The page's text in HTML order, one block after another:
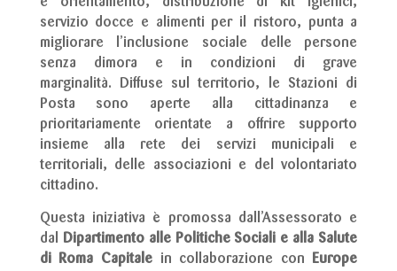
servizio docce e alimenti per il ristoro, punta a
migliorare l’inclusione sociale delle persone
senza dimora e in condizioni di grave
marginalità. Diffuse sul territorio, le Stazioni di
Posta sono aperte alla cittadinanza e
prioritariamente orientate a offrire supporto
insieme alla rete dei servizi municipali e
territoriali, delle associazioni e del volontariato
cittadino.
Questa iniziativa è promossa dall’Assessorato e
dal Dipartimento alle Politiche Sociali e alla Salute
di Roma Capitalein collaborazione con
Europe